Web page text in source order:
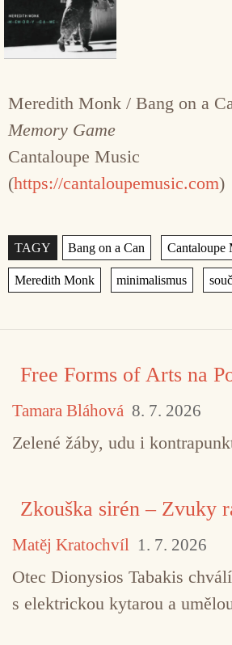
Meredith Monk / Bang on a
Memory Game
Cantaloupe Music
(https://cantaloupemusic.com)
Štítky
Free Forms of Arts na
Tamara Bláhová 8. 7. 2026
Zelené žáby, udu i
Zkouška sirén – Zvuky
Matěj Kratochvíl 1. 7. 2026
Otec Dionysios Tabakis
s elektrickou kytarou a